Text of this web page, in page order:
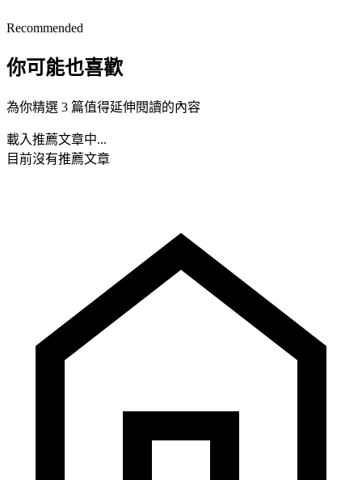
Recommended
你可能也喜歡
為你精選 3 篇值得延伸閱讀的內容
載入推薦文章中...
目前沒有推薦文章